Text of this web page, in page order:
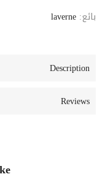
بائع: laverne
Description
Reviews